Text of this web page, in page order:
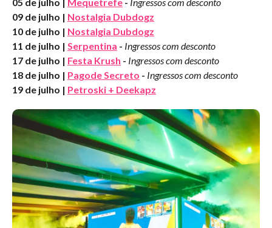
09 de julho | Nostalgia Dubdogz
10 de julho | Nostalgia Dubdogz
11 de julho | Serpentina - Ingressos com desconto
17 de julho | Festa Krush - Ingressos com desconto
18 de julho | Pagode Secreto - Ingressos com desconto
19 de julho | Petroski + Deekapz